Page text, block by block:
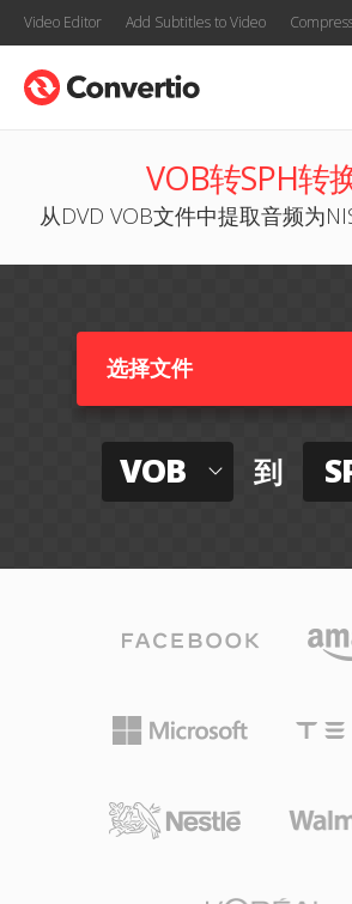
Video Editor Add Subtitles to Video
VOB转SPH转
从DVD VOB文件中提取音频为
选择文件
VOB 到